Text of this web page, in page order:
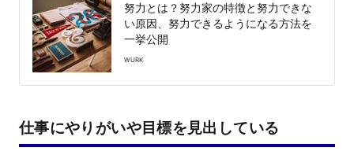
努力とは？努力家の特徴と努力できな
い原因、努力できるようになる方法を
一挙公開
WURK
仕事にやりがいや目標を見出している